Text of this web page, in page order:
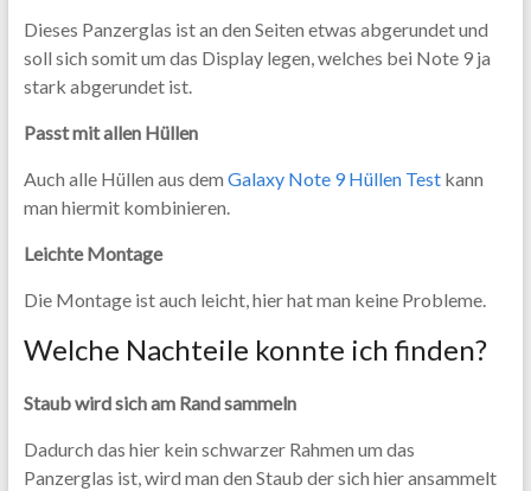
Dieses Panzerglas ist an den Seiten etwas abgerundet und
soll sich somit um das Display legen, welches bei Note 9 ja
stark abgerundet ist.
Passt mit allen Hüllen
Auch alle Hüllen aus dem Galaxy Note 9 Hüllen Testkann
man hiermit kombinieren.
Leichte Montage
Die Montage ist auch leicht, hier hat man keine Probleme.
Welche Nachteile konnte ich finden?
Staub wird sich am Rand sammeln
Dadurch das hier kein schwarzer Rahmen um das
Panzerglas ist, wird man den Staub der sich hier ansammelt